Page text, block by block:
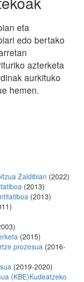
eta
edo bertako
azterketa
aurkituko
hemen.
Zaldibian (2022)
(2013)
(2013)
(2015)
prozesua (2016-
(2019-2020)
(KBE)Kudeatzeko